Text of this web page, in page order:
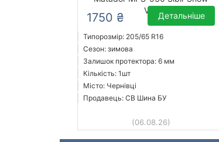
Van
1750 ₴ Детальніше
Типорозмір: 205/65 R16
Сезон: зимова
Залишок протектора: 6 мм
Кількість: 1шт
Місто: Чернівці
Продавець: СВ Шина БУ
(06.08.26)